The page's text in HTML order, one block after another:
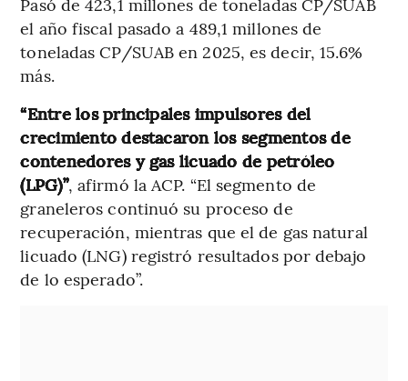
el año fiscal pasado a 489,1 millones de
toneladas CP/SUAB en 2025, es decir, 15.6%
más.
“Entre los principales impulsores del
crecimiento destacaron los segmentos de
contenedores y gas licuado de petróleo
(LPG)”, afirmó la ACP. “El segmento de
graneleros continuó su proceso de
recuperación, mientras que el de gas natural
licuado (LNG) registró resultados por debajo
de lo esperado”.